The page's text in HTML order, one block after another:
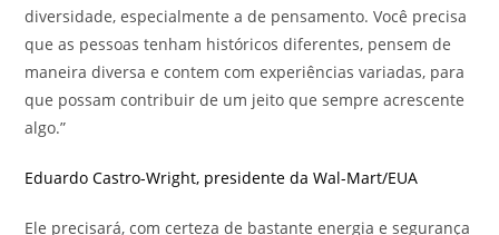
diversidade, especialmente a de pensamento. Você precisa
que as pessoas tenham históricos diferentes, pensem de
maneira diversa e contem com experiências variadas, para
que possam contribuir de um jeito que sempre acrescente
algo.”
Eduardo Castro-Wright, presidente da Wal-Mart/EUA
Ele precisará, com certeza de bastante energia e segurança